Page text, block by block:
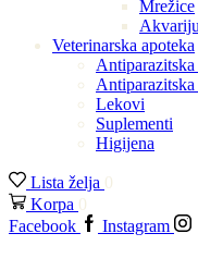
Mrežice
Veterinarska apoteka
Antiparazitska
Antiparazitska
Lekovi
Suplementi
Higijena
Lista želja 0
Korpa 0
Facebook
Instagram